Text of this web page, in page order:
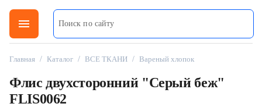
menu
Главная / Каталог / ВСЕ ТКАНИ / Вареный хлопок
Флис двухсторонний "Серый беж"
FLIS0062